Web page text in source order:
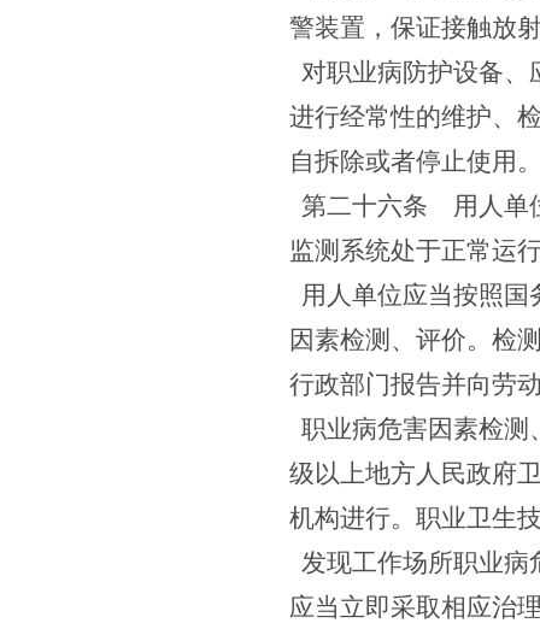
警装置，保证接触放
对职业病防护设备、
进行经常性的维护、
自拆除或者停止使用
第二十六条 用人单
监测系统处于正常运
用人单位应当按照
因素检测、评价。检
行政部门报告并向劳
职业病危害因素检测
级以上地方人民政府
机构进行。职业卫生
发现工作场所职业病
应当立即采取相应治